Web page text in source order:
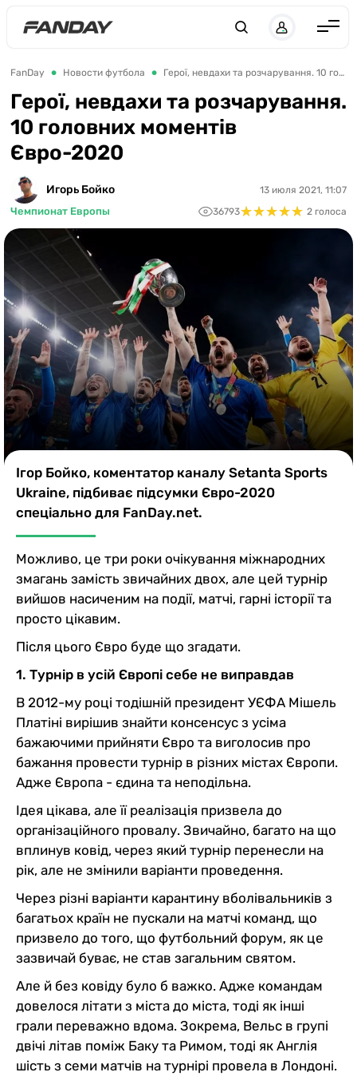
Англия
Испания
Германия
Италия
Франция
Украина
ЛЕ
ЧЕ-2028
Букмекеры
Казино
FanDay Новости футбола Герої, невдахи та розчарування. 10 головних моментів Євро-2020
Герої, невдахи та розчарування.
10 головних моментів
Євро-2020
Игорь Бойко
Чемпионат Европы
13 июля 2021, 11:07
36793★★★★★
★★★★★ 2 голоса
Ігор Бойко, коментатор каналу Setanta Sports
Ukraine, підбиває підсумки Євро-2020
спеціально для FanDay.net.
Можливо, це три роки очікування міжнародних
змагань замість звичайних двох, але цей турнір
вийшов насиченим на події, матчі, гарні історії та
просто цікавим.
Після цього Євро буде що згадати.
1. Турнір в усій Європі себе не виправдав
В 2012-му році тодішній президент УЄФА Мішель
Платіні вирішив знайти консенсус з усіма
бажаючими прийняти Євро та виголосив про
бажання провести турнір в різних містах Європи.
Адже Європа - єдина та неподільна.
Ідея цікава, але її реалізація призвела до
організаційного провалу. Звичайно, багато на що
вплинув ковід, через який турнір перенесли на
рік, але не змінили варіанти проведення.
Через різні варіанти карантину вболівальників з
багатьох країн не пускали на матчі команд, що
призвело до того, що футбольний форум, як це
зазвичай буває, не став загальним святом.
Але й без ковіду було б важко. Адже командам
довелося літати з міста до міста, тоді як інші
грали переважно вдома. Зокрема, Вельс в групі
двічі літав поміж Баку та Римом, тоді як Англія
шість з семи матчів на турнірі провела в Лондоні.